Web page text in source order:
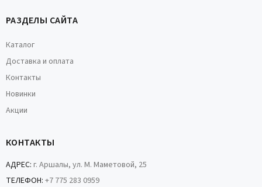
РАЗДЕЛЫ САЙТА
Каталог
Доставка и оплата
Контакты
Новинки
Акции
КОНТАКТЫ
АДРЕС: г. Аршалы, ул. М. Маметовой, 25
ТЕЛЕФОН: +7 775 283 0959